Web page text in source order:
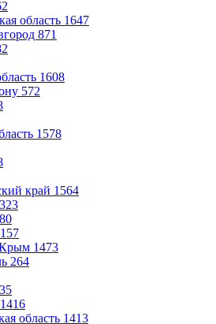
область 1647
871
1608
572
1578
край 1564
323
157
Крым 1473
264
1416
область 1413